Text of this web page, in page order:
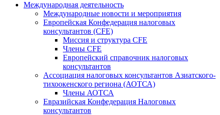
Международная деятельность
Международные новости и мероприятия
Европейская Конфедерация налоговых
консультантов (CFE)
Миссия и структура CFE
Члены CFE
Европейский справочник налоговых
консультантов
Ассоциация налоговых консультантов Азиатского-
тихоокенского региона (АОТСА)
Члены АОТСА
Евразийская Конфедерация Налоговых
консультантов